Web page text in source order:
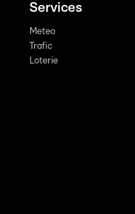
Services
Meteo
Trafic
Loterie